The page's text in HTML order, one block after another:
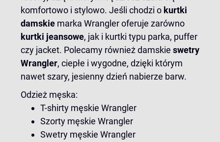
komfortowo i stylowo. Jeśli chodzi o kurtki
damskie marka Wrangler oferuje zarówno
kurtki jeansowe, jak i kurtki typu parka, puffer
czy jacket. Polecamy również damskie swetry
Wrangler, ciepłe i wygodne, dzięki którym
nawet szary, jesienny dzień nabierze barw.
Odzież męska:
T-shirty męskie Wrangler
Szorty męskie Wrangler
Swetry męskie Wrangler